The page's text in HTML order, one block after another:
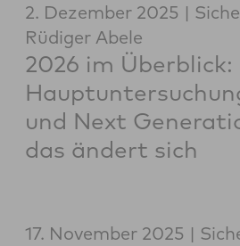
2. Dezember 2025
Rüdiger Abele
2026 im Überblick:
und Next
das ändert sich
17. November 2025